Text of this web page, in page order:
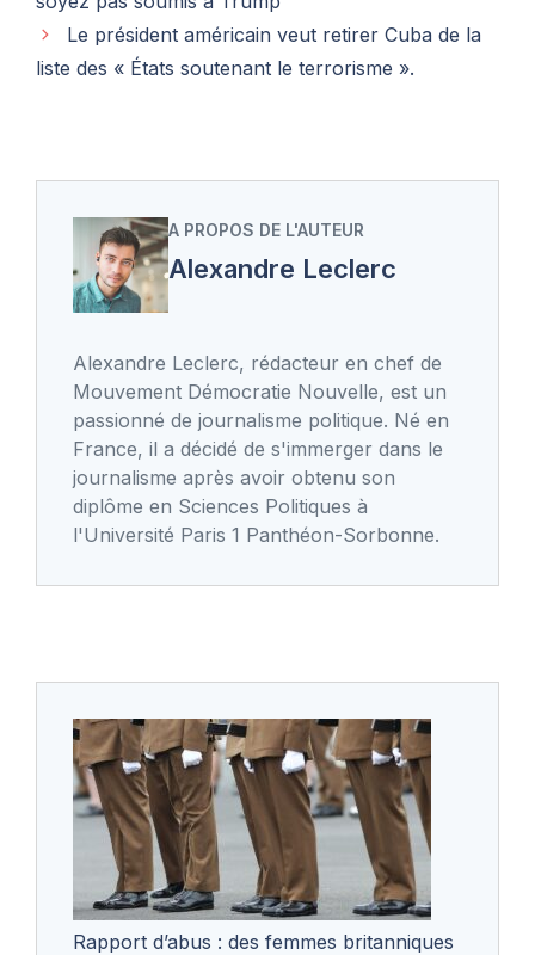
Le président américain veut retirer Cuba de la
liste des « États soutenant le terrorisme ».
A PROPOS DE L'AUTEUR
Alexandre Leclerc
Alexandre Leclerc, rédacteur en chef de
Mouvement Démocratie Nouvelle, est un
passionné de journalisme politique. Né en
France, il a décidé de s'immerger dans le
journalisme après avoir obtenu son
diplôme en Sciences Politiques à
l'Université Paris 1 Panthéon-Sorbonne.
Rapport d’abus : des femmes britanniques